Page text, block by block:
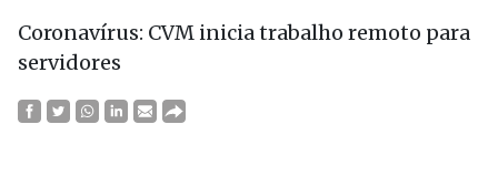
Coronavírus: CVM inicia trabalho remoto para
servidores